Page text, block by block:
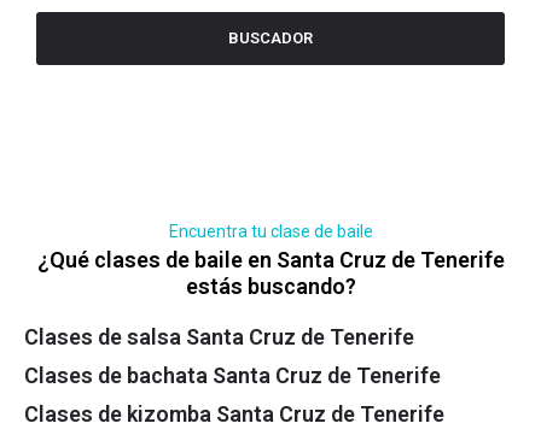
BUSCADOR
Encuentra tu clase de baile
¿Qué clases de baile en Santa Cruz de Tenerife
estás buscando?
Clases de salsa Santa Cruz de Tenerife
Clases de bachata Santa Cruz de Tenerife
Clases de kizomba Santa Cruz de Tenerife